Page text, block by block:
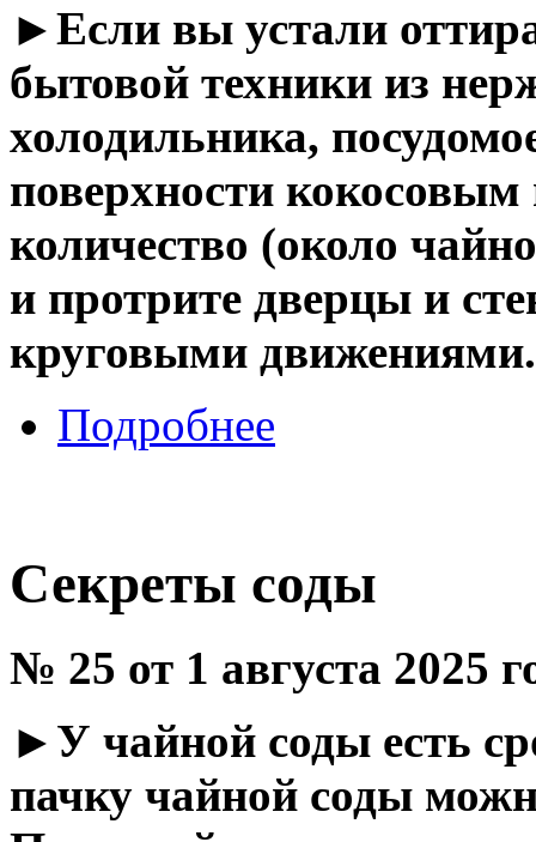
►Если вы устали
бытовой техники из
холодильника,
поверхности
количество (около
и протрите дверцы и
круговыми движениями.
Подробнее
Секреты соды
№ 25 от 1 августа 2025
► У чайной соды есть
пачку чайной соды